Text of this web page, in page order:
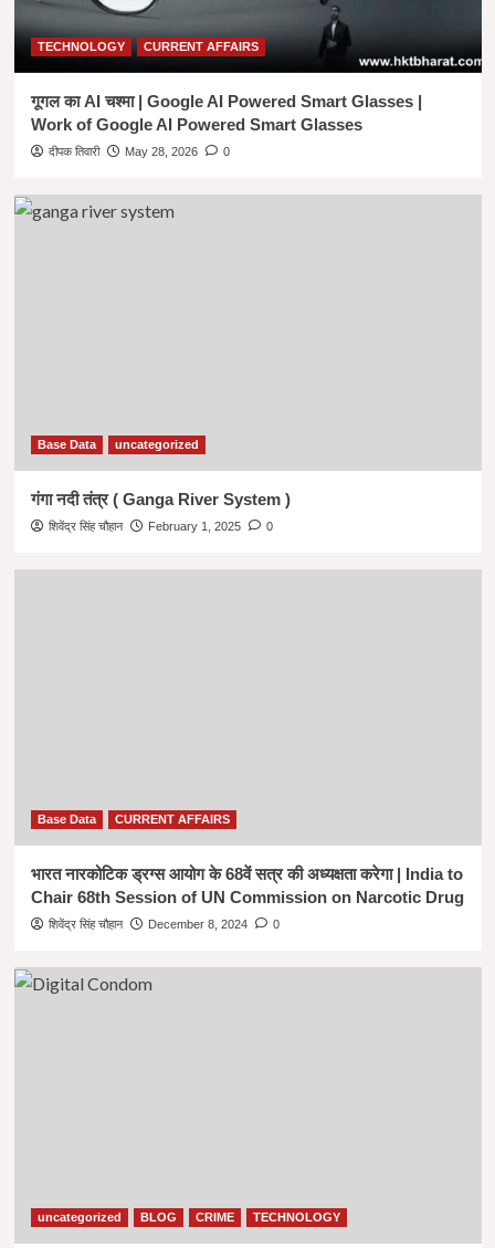
शिवेंद्र सिंह चौहान November 22, 2024
Base Data
TECHNOLOGY CURRENT AFFAIRS
गूगल का AI चश्मा | Google AI Powered Smart Glasses |
Work of Google AI Powered Smart Glasses
दीपक तिवारी May 28, 2026 0
Base Data uncategorized
गंगा नदी तंत्र ( Ganga River System )
शिवेंद्र सिंह चौहान February 1, 2025 0
Base Data CURRENT AFFAIRS
भारत नारकोटिक ड्रग्स आयोग के 68वें सत्र की अध्यक्षता करेगा | India to
Chair 68th Session of UN Commission on Narcotic Drug
शिवेंद्र सिंह चौहान December 8, 2024 0
uncategorized BLOG CRIME TECHNOLOGY